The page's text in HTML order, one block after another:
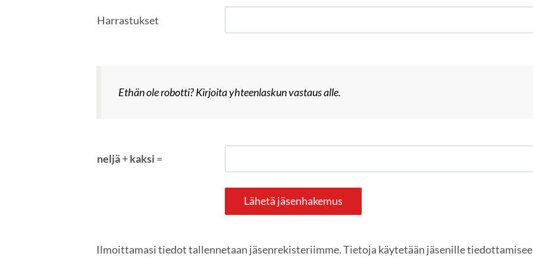
Harrastukset
Ethän ole robotti? Kirjoita yhteenlaskun vastaus alle.
neljä+kaksi =
Lähetä jäsenhakemus
Ilmoittamasi tiedot tallennetaan jäsenrekisteriimme. Tietoja käytetään jäsenille